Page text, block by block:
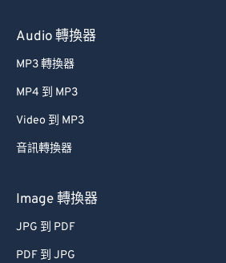
Audio 轉換器
MP3 轉換器
MP4 到 MP3
Video 到 MP3
音訊轉換器
Image 轉換器
JPG 到 PDF
PDF 到 JPG